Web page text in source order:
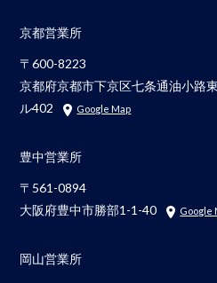
京都営業所
〒600-8223
京都府京都市下京区七条通油小路
ル402
Google Map
豊中営業所
〒561-0894
大阪府豊中市勝部1-1-40
Google
岡山営業所